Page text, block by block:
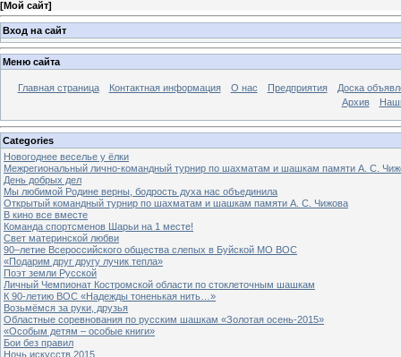
[Мой сайт]
Вход на сайт
Меню сайта
Главная страница Контактная информация О нас Предприятия
Доска
Архив
Categories
Новогоднее веселье у ёлки
Межрегиональный лично-командный турнир по шахматам и шашкам памяти А. С.
День добрых дел
Мы любимой Родине верны, бодрость духа нас объединила
Открытый командный турнир по шахматам и шашкам памяти А. С. Чижова
В кино все вместе
Команда спортсменов Шарьи на 1 месте!
Свет материнской любви
90–летие Всероссийского общества слепых в Буйской МО ВОС
«Подарим друг другу лучик тепла»
Поэт земли Русской
Личный Чемпионат Костромской области по стоклеточным шашкам
К 90-летию ВОС «Надежды тоненькая нить…»
Возьмёмся за руки, друзья
Областные соревнования по русским шашкам «Золотая осень-2015»
«Особым детям – особые книги»
Бои без правил
Ночь искусств 2015